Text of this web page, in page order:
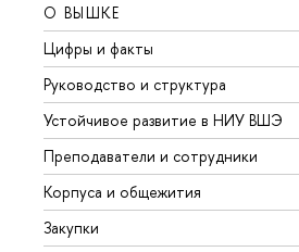
О ВЫШКЕ
Цифры и факты
Руководство и структура
Устойчивое развитие в НИУ ВШЭ
Преподаватели и сотрудники
Корпуса и общежития
Закупки